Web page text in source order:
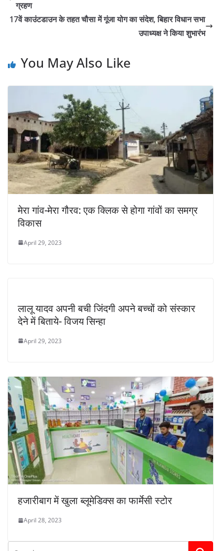
ग्रहण
17वें काउंटडाउन के तहत चौसा में गूंजा योग का संदेश, बिहार विधान सभा
उपाध्यक्ष ने किया शुभारंभ
You May Also Like
मेरा गांव-मेरा गौरव: एक क्लिक से होगा गांवों का समग्र
विकास
April 29, 2023
लालू यादव अपनी बची जिंदगी अपने बच्चों को संस्कार
देने में बिताये- विजय सिन्हा
April 29, 2023
हजारीबाग में खुला ब्लूमेडिक्स का फार्मेसी स्टोर
April 28, 2023